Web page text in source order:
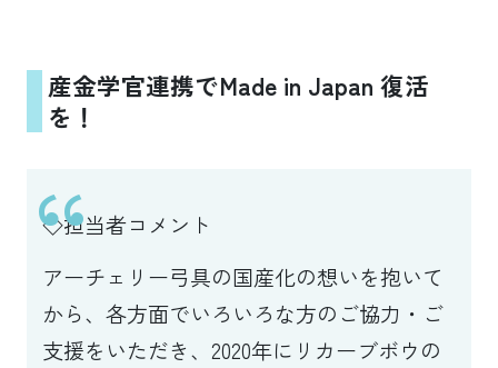
産金学官連携でMade in Japan 復活
を！
◇担当者コメント
アーチェリー弓具の国産化の想いを抱いて
から、各方面でいろいろな方のご協力・ご
支援をいただき、2020年にリカーブボウの